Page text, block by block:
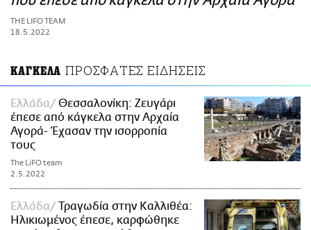
ΑΜΠΑ
PRINT
THE LIFO TEAM
18.5.2022
ΚΑΓΚΕΛΑ ΠΡΟΣΦΑΤΕΣ ΕΙΔΗΣΕΙΣ
Ελλάδα
Θεσσαλονίκη: Ζευγάρι
έπεσε από κάγκελα στην Αρχαία
Αγορά- Έχασαν την ισορροπία
τους
The LiFO team
2.5.2022
Ελλάδα
Τραγωδία στην Καλλιθέα:
Ηλικιωμένος έπεσε, καρφώθηκε